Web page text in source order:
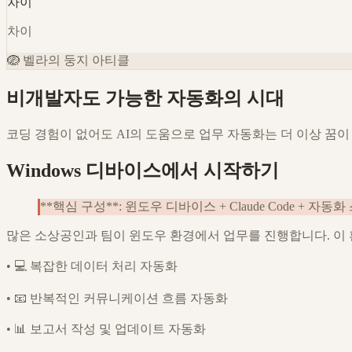
차이
🪺 벨라의 둥지 아티클
비개발자도 가능한 자동화의 시대
코딩 경험이 없어도 AI의 도움으로 업무 자동화는 더 이상 꿈
Windows 디바이스에서 시작하기
**핵심 구성**: 윈도우 디바이스 + Claude Code + 자동화
많은 소상공인과 팀이 윈도우 환경에서 업무를 진행합니다. 이
• 💻 복잡한 데이터 처리 자동화
• 📧 반복적인 커뮤니케이션 흐름 자동화
• 📊 보고서 작성 및 업데이트 자동화